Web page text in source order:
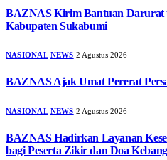
BAZNAS Kirim Bantuan
Kabupaten Sukabumi
NASIONAL NEWS 2 Agustus 2026
BAZNAS Ajak Umat Pererat
NASIONAL NEWS 2 Agustus 2026
BAZNAS Hadirkan Layanan
bagi Peserta Zikir dan Doa